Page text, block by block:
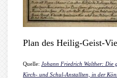
Plan des Heilig-Geist-
Quelle: Johann Friedrich Walther: Die
Kirch- und Schul-Anstallten, in der